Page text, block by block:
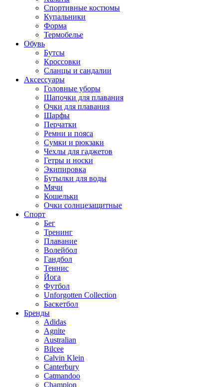
Спортивные костюмы
Купальники
Форма
Термобелье
Обувь
Бутсы
Кроссовки
Сланцы и сандалии
Аксессуары
Головные уборы
Шапочки для плавания
Очки для плавания
Шарфы
Перчатки
Ремни и пояса
Сумки и рюкзаки
Чехлы для гаджетов
Гетры и носки
Экипировка
Бутылки для воды
Мячи
Кошельки
Очки солнцезащитные
Спорт
Бег
Тренинг
Плавание
Волейбол
Гандбол
Теннис
Йога
Футбол
Unforgotten Collection
Баскетбол
Бренды
Adidas
Agnite
Australian
Bilcee
Calvin Klein
Canterbury
Catmandoo
Champion